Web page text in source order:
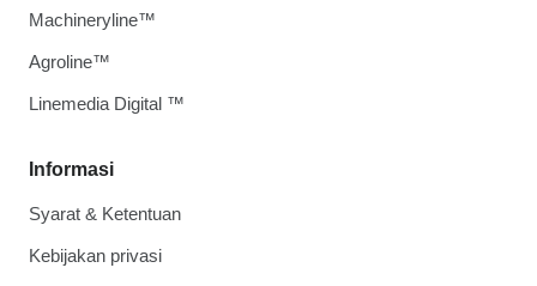
Informasi
Syarat & Ketentuan
Kebijakan privasi
Machineryline™
Agroline™
Linemedia Digital ™